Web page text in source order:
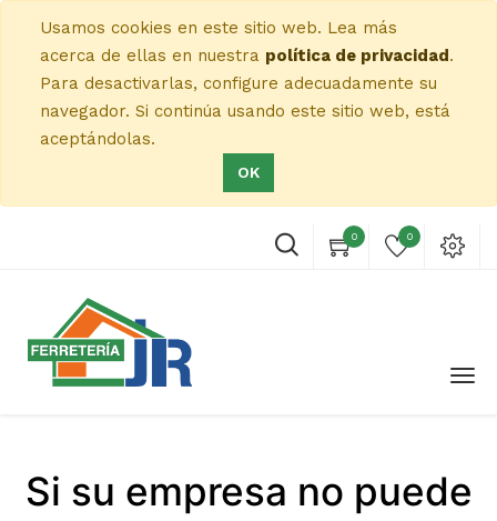
Usamos cookies en este sitio web. Lea más
acerca de ellas en nuestra política de privacidad.
Para desactivarlas, configure adecuadamente su
navegador. Si continúa usando este sitio web, está
aceptándolas.
OK
0 0
Si su empresa no puede